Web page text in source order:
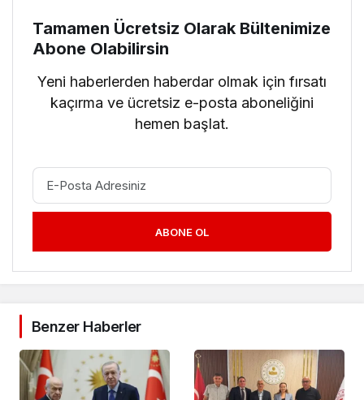
Tamamen Ücretsiz Olarak Bültenimize
Abone Olabilirsin
Yeni haberlerden haberdar olmak için fırsatı
kaçırma ve ücretsiz e-posta aboneliğini
hemen başlat.
ABONE OL
Benzer Haberler